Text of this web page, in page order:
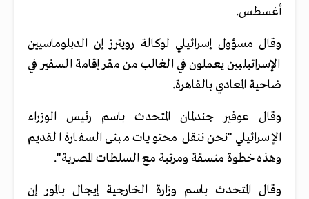
أغسطس.
وقال مسؤول إسرائيلي لوكالة رويترز إن الدبلوماسيين
الإسرائيليين يعملون في الغالب من مقر إقامة السفير في
ضاحية المعادي بالقاهرة.
وقال عوفير جندلمان المتحدث باسم رئيس الوزراء
الإسرائيلي "نحن ننقل محتويات مبنى السفارة القديم
وهذه خطوة منسقة ومرتبة مع السلطات المصرية".
وقال المتحدث باسم وزارة الخارجية إيجال بالمور إن